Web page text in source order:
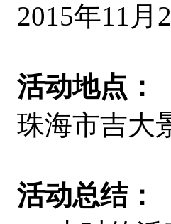
2015年11月
活动地点：
珠海市吉大
活动总结：